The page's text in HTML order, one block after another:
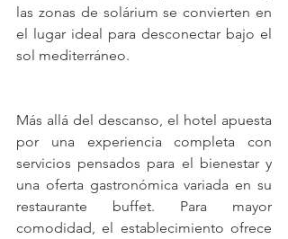
las zonas de solárium se convierten en
el lugar ideal para desconectar bajo el
sol mediterráneo.
Más allá del descanso, el hotel apuesta
por una experiencia completa con
servicios pensados para el bienestar y
una oferta gastronómica variada en su
restaurante buffet. Para mayor
comodidad, el establecimiento ofrece